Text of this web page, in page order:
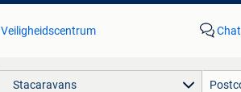
Veiligheidscentrum Chat
Stacaravans